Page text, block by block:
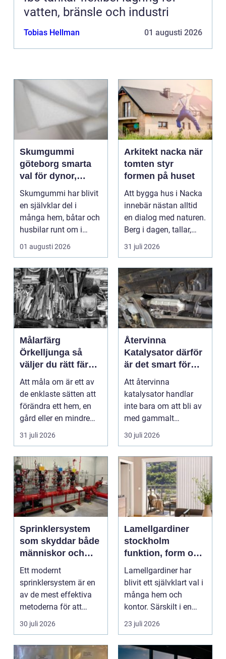
vatten, bränsle och industri
Tobias Hellman 01 augusti 2026
Skumgummi
göteborg smarta
val för dynor,
möbler och
speciallösningar
Skumgummi har blivit
en självklar del i
många hem, båtar och
husbilar runt om i
landet. I Göteborg ä...
01 augusti 2026
Arkitekt nacka när
tomten styr
formen på huset
Att bygga hus i Nacka
innebär nästan alltid
en dialog med naturen.
Berg i dagen, tallar,
nivåskillna...
31 juli 2026
Målarfärg
Örkelljunga så
väljer du rätt färg
till hem och gård
Att måla om är ett av
de enklaste sätten att
förändra ett hem, en
gård eller en mindre
verksamhet. E...
31 juli 2026
Återvinna
Katalysator därför
är det smart för
både ekonomi och
miljö
Att återvinna
katalysator handlar
inte bara om att bli av
med gammalt
material. I varje
katalysator ...
30 juli 2026
Sprinklersystem
som skyddar både
människor och
verksamhet
Ett modernt
sprinklersystem är en
av de mest effektiva
metoderna för att
begränsa brandskador.
Syste...
30 juli 2026
Lamellgardiner
stockholm
funktion, form och
smart solskydd
Lamellgardiner har
blivit ett självklart val i
många hem och
kontor. Särskilt i en
stad som Stockhol...
23 juli 2026